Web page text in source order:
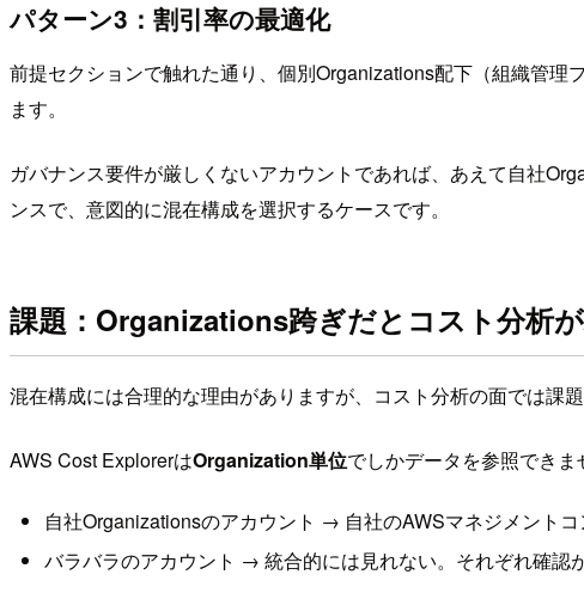
パターン3：割引率の最適化
前提セクションで触れた通り、個別Organizations配下（組織管
ます。
ガバナンス要件が厳しくないアカウントであれば、あえて自社
ンスで、意図的に混在構成を選択するケースです。
課題：Organizations跨ぎだとコスト分析
混在構成には合理的な理由がありますが、コスト分析の面では課題
AWS Cost ExplorerはOrganization単位でしかデータを参照できま
自社Organizationsのアカウント → 自社のAWSマネジメント
バラバラのアカウント → 統合的には見れない。それぞれ確認が